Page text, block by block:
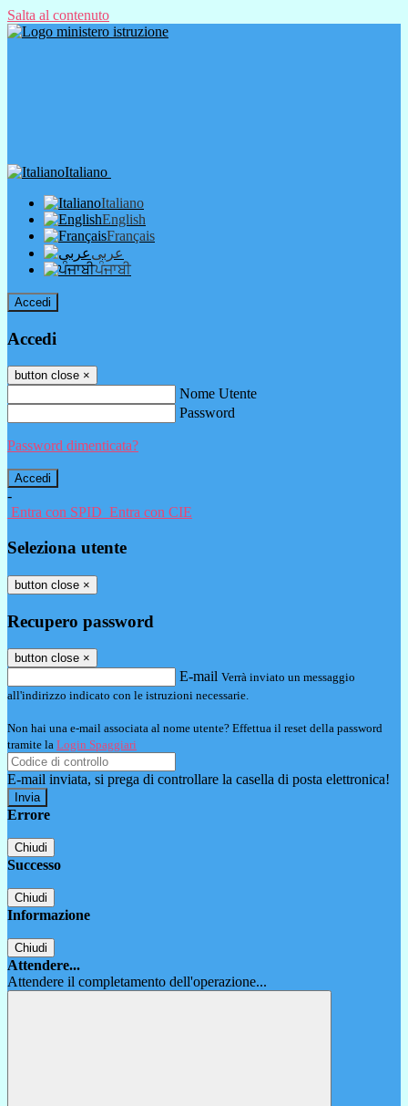
Salta al contenuto
Italiano
Italiano
English
Français
عربى
ਪੰਜਾਬੀ
Accedi
Accedi
button close ×
Nome Utente
Password
Password dimenticata?
-
Entra con SPID Entra con CIE
Seleziona utente
button close ×
Recupero password
button close ×
E-mail Verrà inviato un messaggio
all'indirizzo indicato con le istruzioni necessarie.
Non hai una e-mail associata al nome utente? Effettua il reset della password
tramite la Login Spaggiari
E-mail inviata, si prega di controllare la casella di posta elettronica!
Errore
Chiudi
Successo
Chiudi
Informazione
Chiudi
Attendere...
Attendere il completamento dell'operazione...